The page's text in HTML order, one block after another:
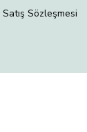
Sözleşmesi